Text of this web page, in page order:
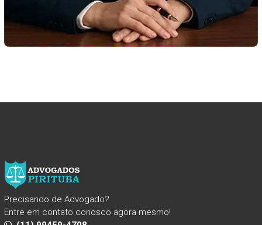
Precisando de Advogado?
Entre em contato conosco agora mesmo!